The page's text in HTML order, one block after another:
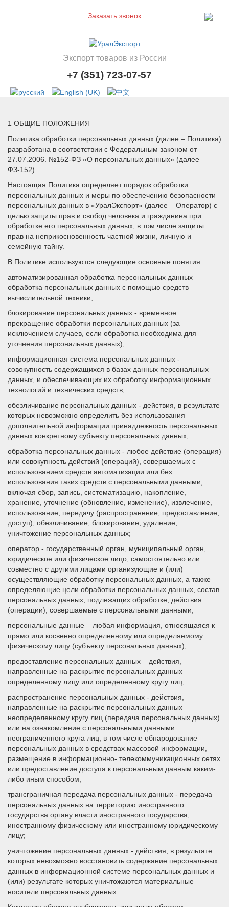
Заказать звонок
Экспорт товаров из России
+7 (351) 723-07-57
1 ОБЩИЕ ПОЛОЖЕНИЯ
Политика обработки персональных данных (далее – Политика)
разработана в соответствии с Федеральным законом от
27.07.2006. №152-ФЗ «О персональных данных» (далее –
ФЗ-152).
Настоящая Политика определяет порядок обработки
персональных данных и меры по обеспечению безопасности
персональных данных в «УралЭкспорт» (далее – Оператор) с
целью защиты прав и свобод человека и гражданина при
обработке его персональных данных, в том числе защиты
прав на неприкосновенность частной жизни, личную и
семейную тайну.
В Политике используются следующие основные понятия:
автоматизированная обработка персональных данных –
обработка персональных данных с помощью средств
вычислительной техники;
блокирование персональных данных - временное
прекращение обработки персональных данных (за
исключением случаев, если обработка необходима для
уточнения персональных данных);
информационная система персональных данных -
совокупность содержащихся в базах данных персональных
данных, и обеспечивающих их обработку информационных
технологий и технических средств;
обезличивание персональных данных - действия, в результате
которых невозможно определить без использования
дополнительной информации принадлежность персональных
данных конкретному субъекту персональных данных;
обработка персональных данных - любое действие (операция)
или совокупность действий (операций), совершаемых с
использованием средств автоматизации или без
использования таких средств с персональными данными,
включая сбор, запись, систематизацию, накопление,
хранение, уточнение (обновление, изменение), извлечение,
использование, передачу (распространение, предоставление,
доступ), обезличивание, блокирование, удаление,
уничтожение персональных данных;
оператор - государственный орган, муниципальный орган,
юридическое или физическое лицо, самостоятельно или
совместно с другими лицами организующие и (или)
осуществляющие обработку персональных данных, а также
определяющие цели обработки персональных данных, состав
персональных данных, подлежащих обработке, действия
(операции), совершаемые с персональными данными;
персональные данные – любая информация, относящаяся к
прямо или косвенно определенному или определяемому
физическому лицу (субъекту персональных данных);
предоставление персональных данных – действия,
направленные на раскрытие персональных данных
определенному лицу или определенному кругу лиц;
распространение персональных данных - действия,
направленные на раскрытие персональных данных
неопределенному кругу лиц (передача персональных данных)
или на ознакомление с персональными данными
неограниченного круга лиц, в том числе обнародование
персональных данных в средствах массовой информации,
размещение в информационно- телекоммуникационных сетях
или предоставление доступа к персональным данным каким-
либо иным способом;
трансграничная передача персональных данных - передача
персональных данных на территорию иностранного
государства органу власти иностранного государства,
иностранному физическому или иностранному юридическому
лицу;
уничтожение персональных данных - действия, в результате
которых невозможно восстановить содержание персональных
данных в информационной системе персональных данных и
(или) результате которых уничтожаются материальные
носители персональных данных.